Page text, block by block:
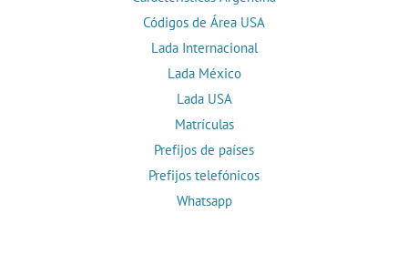
Códigos de Área USA
Lada Internacional
Lada México
Lada USA
Matrículas
Prefijos de países
Prefijos telefónicos
Whatsapp